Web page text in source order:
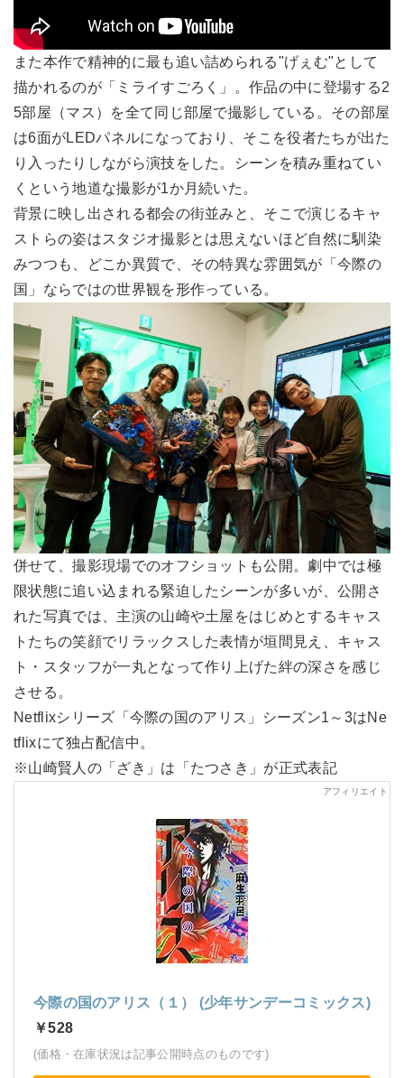
また本作で精神的に最も追い詰められる"げぇむ"として
描かれるのが「ミライすごろく」。作品の中に登場する2
5部屋（マス）を全て同じ部屋で撮影している。その部屋
は6面がLEDパネルになっており、そこを役者たちが出た
り入ったりしながら演技をした。シーンを積み重ねてい
くという地道な撮影が1か月続いた。
背景に映し出される都会の街並みと、そこで演じるキャ
ストらの姿はスタジオ撮影とは思えないほど自然に馴染
みつつも、どこか異質で、その特異な雰囲気が「今際の
国」ならではの世界観を形作っている。
併せて、撮影現場でのオフショットも公開。劇中では極
限状態に追い込まれる緊迫したシーンが多いが、公開さ
れた写真では、主演の山崎や土屋をはじめとするキャス
トたちの笑顔でリラックスした表情が垣間見え、キャス
ト・スタッフが一丸となって作り上げた絆の深さを感じ
させる。
Netflixシリーズ「今際の国のアリス」シーズン1～3はNe
tflixにて独占配信中。
※山崎賢人の「ざき」は「たつさき」が正式表記
今際の国のアリス（１） (少年サンデーコミックス)
￥528
(価格・在庫状況は記事公開時点のものです)